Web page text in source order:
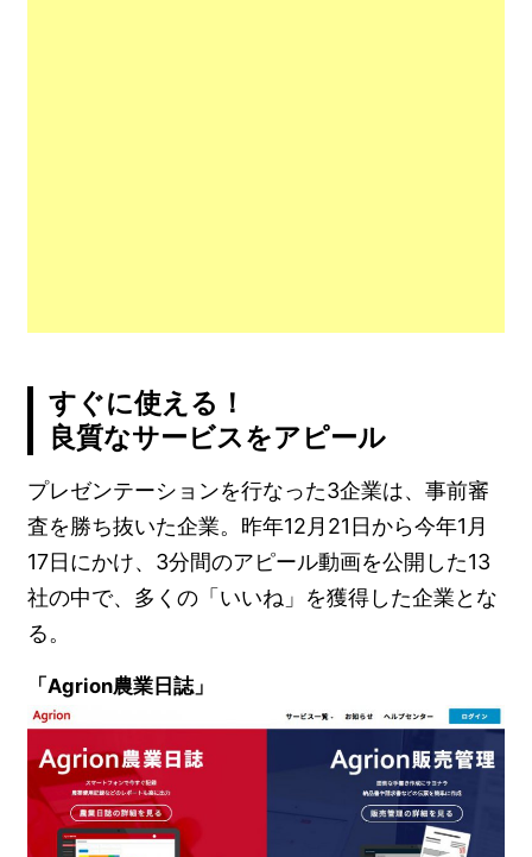
すぐに使える！
良質なサービスをアピール
プレゼンテーションを行なった3企業は、事前審
査を勝ち抜いた企業。昨年12月21日から今年1月
17日にかけ、3分間のアピール動画を公開した13
社の中で、多くの「いいね」を獲得した企業とな
る。
「Agrion農業日誌」